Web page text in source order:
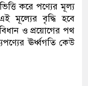
করে পণ্যের মূল্য
মূল্যের বৃদ্ধি হবে
ও প্রয়োগের পথ
ঊর্ধ্বগতি কেউ